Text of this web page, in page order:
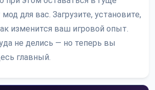
для вас. Загрузите, установите,
изменится ваш игровой опыт.
не делись — но теперь вы
главный.